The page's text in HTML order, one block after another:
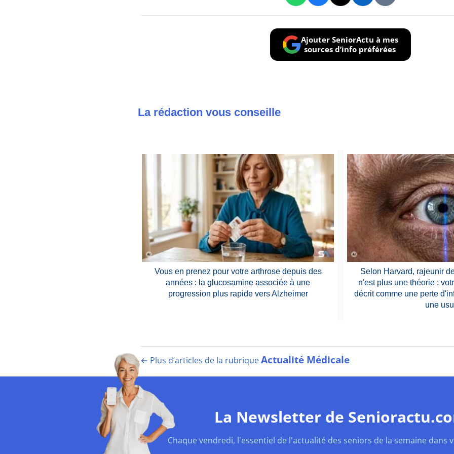
Ajouter SeniorActu à mes
sources d’info préférées
La rédaction vous conseille
Vous en prenez pour votre arthrose depuis des
années : la glucosamine associée à une
progression plus rapide vers Alzheimer
Selon Harvard, rajeunir
n'est plus une théorie :
décrit comme une perte
une
← Plus d’articles de la rubriqueActualité Médicale
La Newsletter de
Chaque vendredi, l'essentiel de l'actualité des seniors de la semaine dans